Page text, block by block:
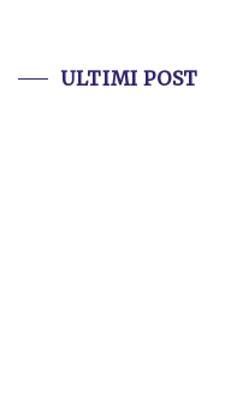
ULTIMI POST